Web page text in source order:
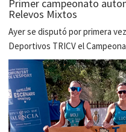
Primer campeonato
Relevos Mixtos
Ayer se disputó por primera
Deportivos TRICV el